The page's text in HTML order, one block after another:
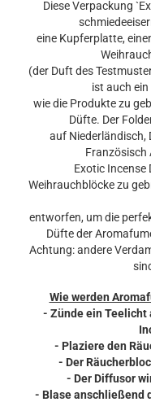
Diese Verpackung
eine Kupferplatte,
(der Duft des
ist auch
wie die Produkte zu
Düfte. Der
auf Niederländisch,
Französisch
Exotic
Weihrauchblöcke zu
entworfen, um die
Düfte der
Achtung: andere
Wie werden
- Zünde ein Teelicht
- Plaziere den
- Der
- Der Diffusor
- Blase anschließend